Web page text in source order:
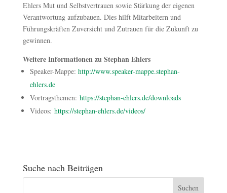
Ehlers Mut und Selbstvertrauen sowie Stärkung der eigenen
Verantwortung aufzubauen. Dies hilft Mitarbeitern und
Führungskräften Zuversicht und Zutrauen für die Zukunft zu
gewinnen.
Weitere Informationen zu Stephan Ehlers
Speaker-Mappe: http://www.speaker-mappe.stephan-
ehlers.de
Vortragsthemen: https://stephan-ehlers.de/downloads
Videos: https://stephan-ehlers.de/videos/
Suche nach Beiträgen